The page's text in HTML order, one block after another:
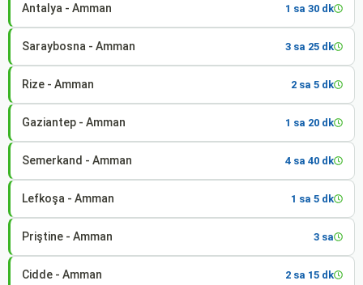
Antalya - Amman 1 sa 30 dk
Saraybosna - Amman 3 sa 25 dk
Rize - Amman 2 sa 5 dk
Gaziantep - Amman 1 sa 20 dk
Semerkand - Amman 4 sa 40 dk
Lefkoşa - Amman 1 sa 5 dk
Priştine - Amman 3 sa
Cidde - Amman 2 sa 15 dk